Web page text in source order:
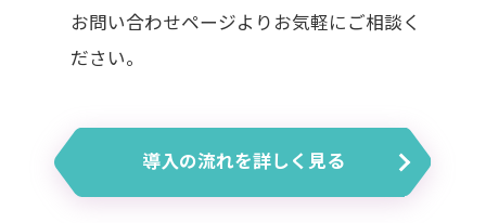
お問い合わせページよりお気軽にご相談く
ださい。
導入の流れを詳しく見る